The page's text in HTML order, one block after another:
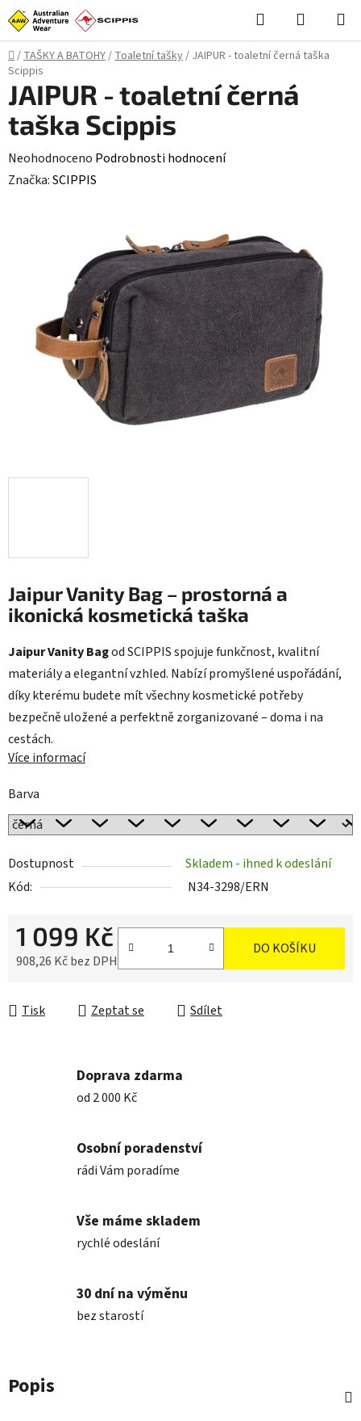
Přejít
na
obsah
Hledat
KOŠÍK
Domů
/TAŠKY A BATOHY/Toaletní tašky/ JAIPUR - toaletní černá taška
Scippis
Jaipur Vanity Bag – prostorná a
ikonická kosmetická taška
Jaipur Vanity BagodSCIPPISspojuje funkčnost, kvalitní
materiály a elegantní vzhled. Nabízí promyšlené uspořádání,
díky kterému budete mít všechny kosmetické potřeby
bezpečně uložené a perfektně zorganizované – doma i na
cestách.
Více informací
Barva
Dostupnost
Skladem - ihned k odeslání
Kód:
N34-3298/ERN
1 099 Kč
908,26 Kč bez DPH
DO KOŠÍKU
Tisk Zeptat se Sdílet
JAIPUR - toaletní černá
taška Scippis
Průměrné
hodnocení
Neohodnoceno Podrobnosti hodnocení
Značka:SCIPPIS
Doprava zdarma
od 2 000 Kč
Osobní poradenství
rádi Vám poradíme
Vše máme skladem
rychlé odeslání
30 dní na výměnu
bez starostí
Popis